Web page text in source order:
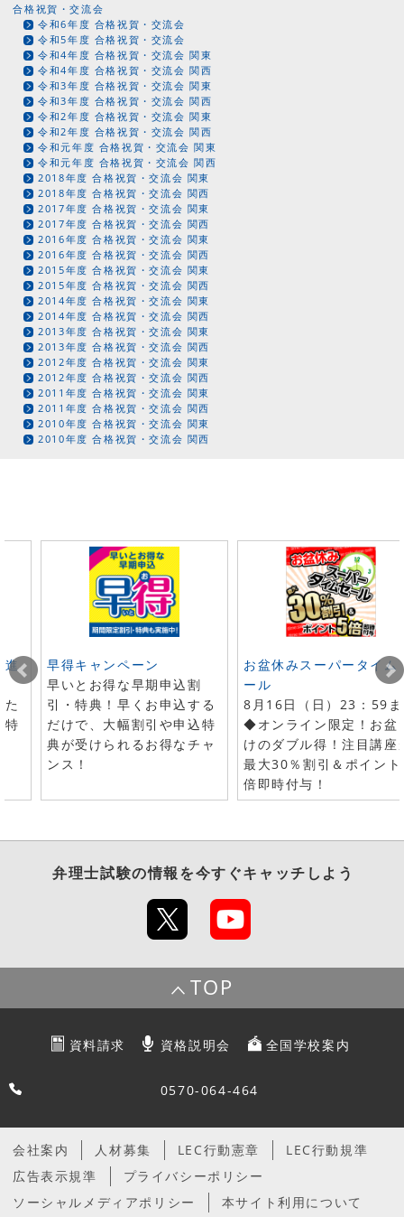
合格祝賀・交流会
令和6年度 合格祝賀・交流会
令和5年度 合格祝賀・交流会
令和4年度 合格祝賀・交流会 関東
令和4年度 合格祝賀・交流会 関西
令和3年度 合格祝賀・交流会 関東
令和3年度 合格祝賀・交流会 関西
令和2年度 合格祝賀・交流会 関東
令和2年度 合格祝賀・交流会 関西
令和元年度 合格祝賀・交流会 関東
令和元年度 合格祝賀・交流会 関西
2018年度 合格祝賀・交流会 関東
2018年度 合格祝賀・交流会 関西
2017年度 合格祝賀・交流会 関東
2017年度 合格祝賀・交流会 関西
2016年度 合格祝賀・交流会 関東
2016年度 合格祝賀・交流会 関西
2015年度 合格祝賀・交流会 関東
2015年度 合格祝賀・交流会 関西
2014年度 合格祝賀・交流会 関東
2014年度 合格祝賀・交流会 関西
2013年度 合格祝賀・交流会 関東
2013年度 合格祝賀・交流会 関西
2012年度 合格祝賀・交流会 関東
2012年度 合格祝賀・交流会 関西
2011年度 合格祝賀・交流会 関東
2011年度 合格祝賀・交流会 関西
2010年度 合格祝賀・交流会 関東
2010年度 合格祝賀・交流会 関西
進
特
早得キャンペーン
早いとお得な早期申込割
引・特典！早くお申込する
だけで、大幅割引や申込特
典が受けられるお得なチャ
ンス！
お盆休みスーパータイム
ール
8月16日（日）23：59
◆オンライン限定！お盆
けのダブル得！注目講座
最大30％割引＆ポイン
倍即時付与！
弁理士試験の情報を今すぐキャッチしよう
TOP
資料請求 資格説明会 全国学校案内
0570-064-464
会社案内 人材募集 LEC行動憲章
LEC行動規準
広告表示規準
プライバシーポリシー
ソーシャルメディアポリシー
本サイト利用について